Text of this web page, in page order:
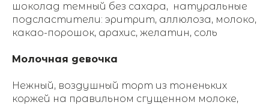
шоколад темный без сахара, натуральные
подсластители: эритрит, аллюлоза, молоко,
какао-порошок, арахис, желатин, соль
Молочная девочка
Нежный, воздушный торт из тоненьких
коржей на правильном сгущенном молоке,